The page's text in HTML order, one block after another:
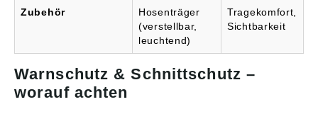
Schutzwirkung erfüllen
muss. Schutzklasse 0:
Schutzklasse 1: 20
Meter pro Sekunde
Kettengeschwindigkeit
Schutzklasse 2: 24
Zubehör
Hosenträger
(verstellbar,
leuchtend)
Tragekomfort,
Sichtbarkeit
Warnschutz & Schnittschutz –
worauf achten